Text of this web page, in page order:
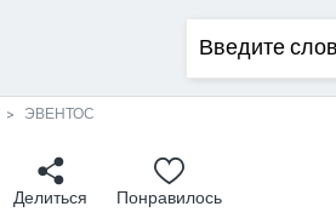
ЭВЕНТОС
Делиться Понравилось